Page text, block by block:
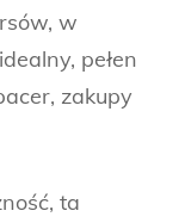
w
pełen
zakupy
ta